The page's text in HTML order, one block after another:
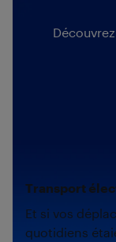
Transport
Et si vos
quotidiens